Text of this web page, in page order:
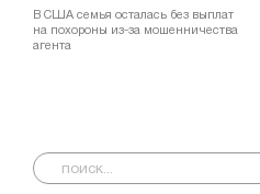
В США семья осталась без выплат
на похороны из-за мошенничества
агента